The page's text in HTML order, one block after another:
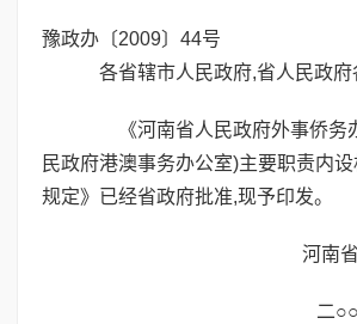
豫政办〔2009〕44号
各省辖市人民政府,省人民政府
《河南省人民政府外事侨务
民政府港澳事务办公室)主要职责内
规定》已经省政府批准,现予印发。
河南
二